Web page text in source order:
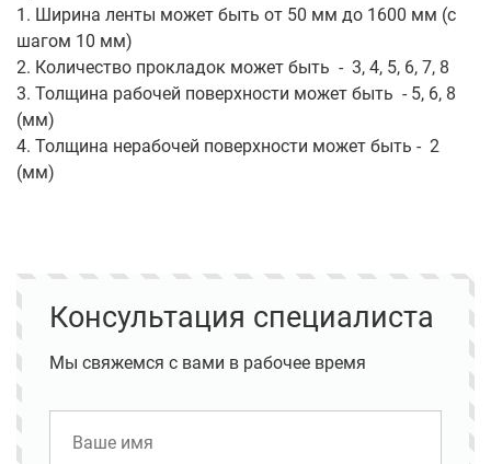
1. Ширина ленты может быть от 50 мм до 1600 мм (с
шагом 10 мм)
2. Количество прокладок может быть - 3, 4, 5, 6, 7, 8
3. Толщина рабочей поверхности может быть - 5, 6, 8
(мм)
4. Толщина нерабочей поверхности может быть - 2
(мм)
Консультация специалиста
Мы свяжемся с вами в рабочее время